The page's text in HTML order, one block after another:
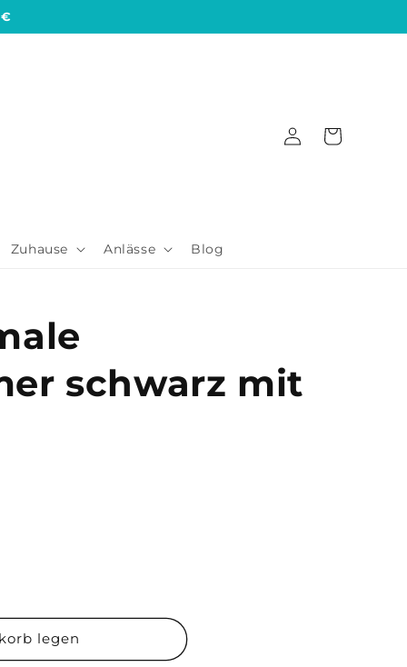
Zuhause Anlässe Blog
Einloggen
Warenkorb
schwarz mit
legen